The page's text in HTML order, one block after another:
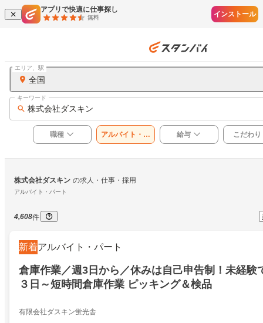
アプリで快適に仕事探し
無料 インストール
全国
エリア、駅
株式会社ダスキン
キーワード
職種
アルバイト・パ
ート
給与 こだわり
株式会社ダスキン の求人・仕事・採用
アルバイト・パート
4,608件
新着アルバイト・パート
倉庫作業／週3日から／休みは自己申告制！未経験
３日～短時間倉庫作業 ピッキング＆検品
有限会社ダスキン蛍光舎